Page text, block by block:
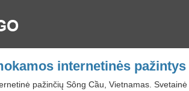
internetinės
pažinčių Sông Cầu, Vietnamas.